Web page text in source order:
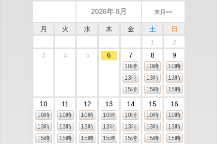
2026年 8月 来月>>
月 火 水 木 金 土
日
1
2
3
4 5 6 7
10時
13時
15時
8
10時
13時
15時
9
10時
13時
15時
10
10時
13時
15時
11
10時
13時
15時
12
10時
13時
15時
13
10時
13時
15時
14
10時
13時
15時
15
10時
13時
15時
16
10時
13時
15時